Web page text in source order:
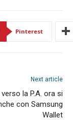
Pinterest
Next article
la P.A. ora si
con Samsung
Wallet